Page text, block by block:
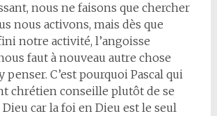
nous ne faisons que chercher
nous activons, mais dès que
notre activité, l’angoisse
faut à nouveau autre chose
penser. C’est pourquoi Pascal qui
chrétien conseille plutôt de se
car la foi en Dieu est le seul